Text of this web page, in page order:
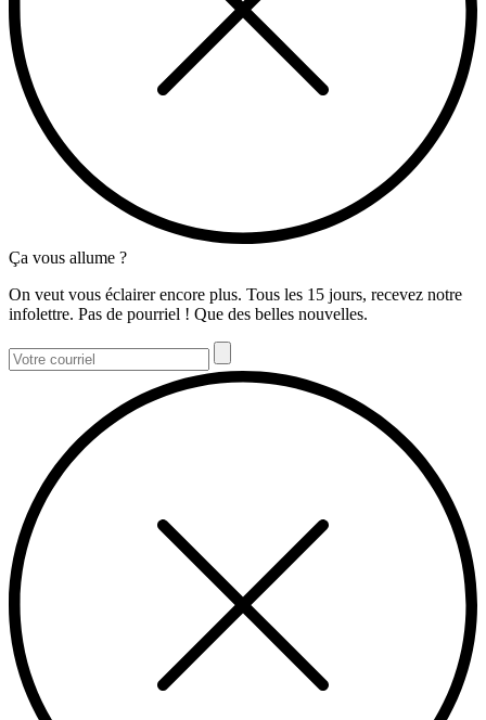
Ça vous allume ?
On veut vous éclairer encore plus. Tous les 15 jours, recevez notre
infolettre. Pas de pourriel ! Que des belles nouvelles.